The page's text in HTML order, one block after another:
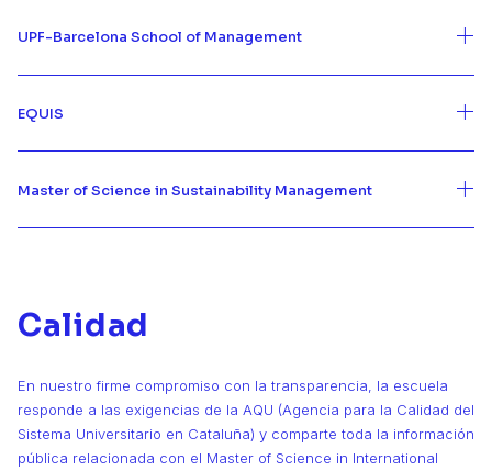
UPF-Barcelona School of Management
EQUIS
Master of Science in Sustainability Management
Calidad
En nuestro firme compromiso con la transparencia, la escuela
responde a las exigencias de la AQU (Agencia para la Calidad del
Sistema Universitario en Cataluña) y comparte toda la información
pública relacionada con el Master of Science in International